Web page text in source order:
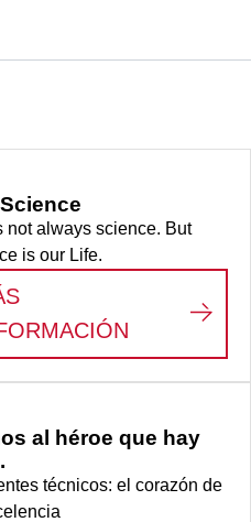
not always science. But
is our Life.
LIFE
al héroe que hay
técnicos: el corazón de